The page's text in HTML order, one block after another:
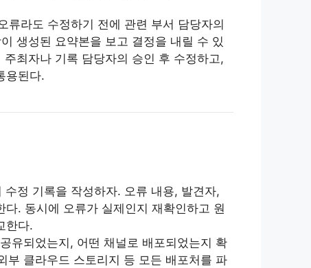
류라도 수정하기 전에 관련 부서 담당자의
생성된 요약본을 보고 결정을 내릴 수 있
최자나 기록 담당자의 승인 후 수정하고,
용된다.
정 기록을 작성하자. 오류 내용, 발견자,
. 동시에 오류가 실제인지 재확인하고 원
한다.
유되었는지, 어떤 채널로 배포되었는지 확
부 클라우드 스토리지 등 모든 배포처를 파